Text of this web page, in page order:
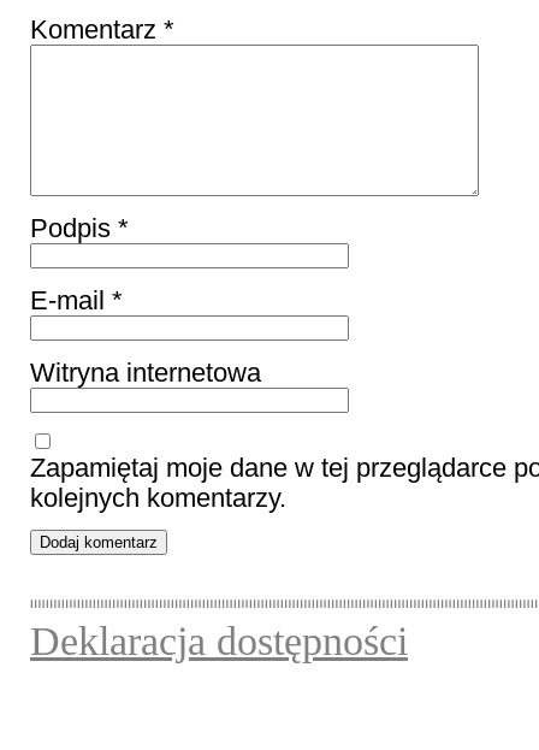
Komentarz *
Podpis *
E-mail *
Witryna internetowa
Zapamiętaj moje dane w tej przeglądarce
kolejnych komentarzy.
Deklaracja dostępności